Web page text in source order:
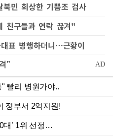
민 회상한 기쁨조 검사
친구들과 연락 끊겨"
표 병행하더니…근황이